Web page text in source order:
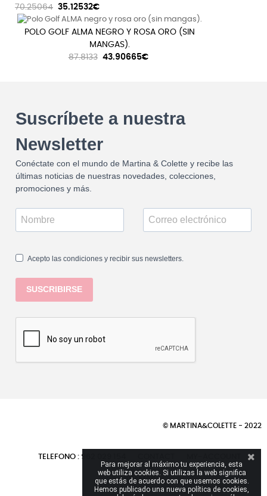
70.25064 35.12532€
POLO GOLF ALMA NEGRO Y ROSA ORO (SIN
MANGAS).
87.8133
43.90665€
Suscríbete a nuestra
Newsletter
Conéctate con el mundo de Martina & Colette y recibe las
últimas noticias de nuestras novedades, colecciones,
promociones y más.
Acepto las condiciones y recibir sus newsletters.
SUSCRIBIRSE
© MARTINA&COLETTE - 2022
TELEFONO : 962 029 154
SITEMAP
Para mejorar al máximo tu experiencia, esta
web utiliza cookies. Si utilizas la web significa
que estás de acuerdo con que usemos cookies.
Hemos publicado una nueva política de cookies,